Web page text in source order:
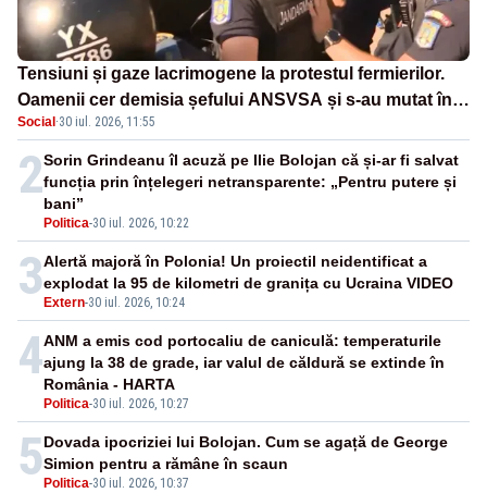
Tensiuni și gaze lacrimogene la protestul fermierilor.
Oamenii cer demisia șefului ANSVSA și s-au mutat în
Piața Victoria– LIVE TEXT
Social ·30 iul. 2026, 11:55
2
Politica-30 iul. 2026, 10:22
Sorin Grindeanu îl acuză pe Ilie Bolojan că și-ar fi salvat
funcția prin înțelegeri netransparente: „Pentru putere și
bani”
3 Extern-30 iul. 2026, 10:24
Alertă majoră în Polonia! Un proiectil neidentificat a
explodat la 95 de kilometri de granița cu Ucraina VIDEO
4
Politica-30 iul. 2026, 10:27
ANM a emis cod portocaliu de caniculă: temperaturile
ajung la 38 de grade, iar valul de căldură se extinde în
România - HARTA
5 Politica-30 iul. 2026, 10:37
Dovada ipocriziei lui Bolojan. Cum se agață de George
Simion pentru a rămâne în scaun